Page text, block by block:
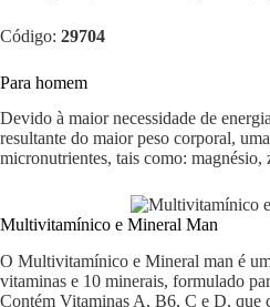
Código: 29704
Para homem
Devido à maior necessidade de
resultante do maior peso corporal,
micronutrientes, tais como:
Multivitamínico e Mineral Man
O Multivitamínico e Mineral man é
vitaminas e 10 minerais, formulado
Contém Vitaminas A, B6, C e D, que